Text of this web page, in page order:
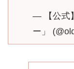
— 【公式
ー」